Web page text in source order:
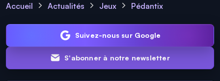
Accueil Actualités Jeux Pédantix
Suivez-nous sur Google
S'abonner à notre newsletter